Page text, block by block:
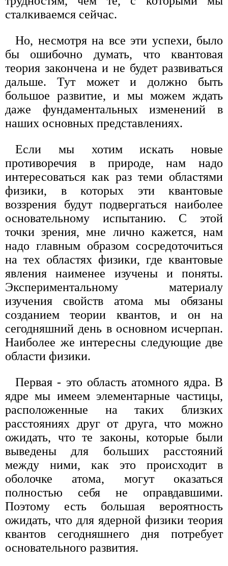
сталкиваемся сейчас.
Но, несмотря на все эти успехи, было
бы ошибочно думать, что квантовая
теория закончена и не будет развиваться
дальше. Тут может и должно быть
большое развитие, и мы можем ждать
даже фундаментальных изменений в
наших основных представлениях.
Если мы хотим искать новые
противоречия в природе, нам надо
интересоваться как раз теми областями
физики, в которых эти квантовые
воззрения будут подвергаться наиболее
основательному испытанию. С этой
точки зрения, мне лично кажется, нам
надо главным образом сосредоточиться
на тех областях физики, где квантовые
явления наименее изучены и поняты.
Экспериментальному материалу
изучения свойств атома мы обязаны
созданием теории квантов, и он на
сегодняшний день в основном исчерпан.
Наиболее же интересны следующие две
области физики.
Первая - это область атомного ядра. В
ядре мы имеем элементарные частицы,
расположенные на таких близких
расстояниях друг от друга, что можно
ожидать, что те законы, которые были
выведены для больших расстояний
между ними, как это происходит в
оболочке атома, могут оказаться
полностью себя не оправдавшими.
Поэтому есть большая вероятность
ожидать, что для ядерной физики теория
квантов сегодняшнего дня потребует
основательного развития.